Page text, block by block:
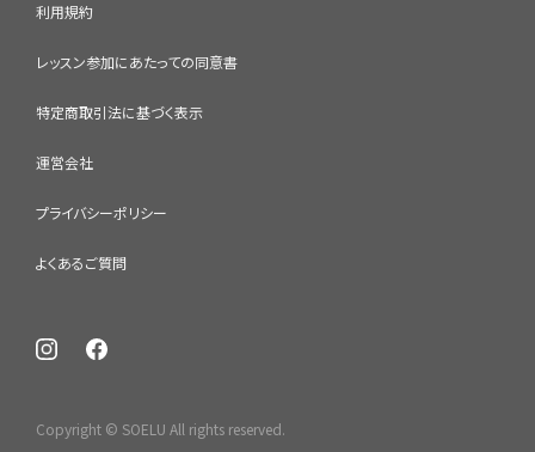
利用規約
レッスン参加にあたっての同意書
特定商取引法に基づく表示
運営会社
プライバシーポリシー
よくあるご質問
Copyright © SOELU All rights reserved.